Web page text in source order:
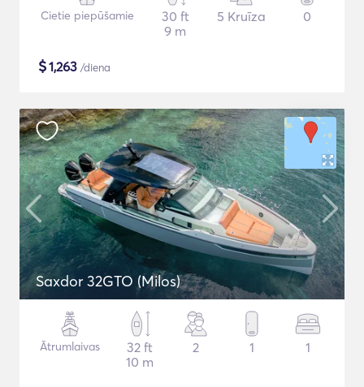
Cietie piepūšamie
30 ft
9 m
5 Kruīza 0
$1,263 /diena
Saxdor 32GTO (Milos)
Ātrumlaivas
32 ft
10 m
2 1 1